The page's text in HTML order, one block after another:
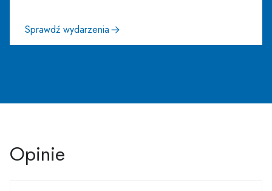
Sprawdź wydarzenia
Opinie